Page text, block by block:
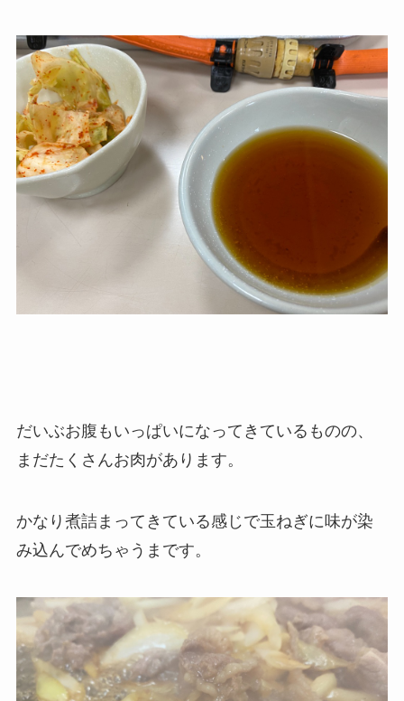
だいぶお腹もいっぱいになってきているものの、
まだたくさんお肉があります。
かなり煮詰まってきている感じで玉ねぎに味が染
み込んでめちゃうまです。